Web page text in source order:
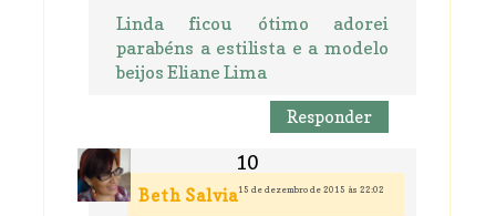
Linda ficou ótimo adorei
parabéns a estilista e a modelo
beijos Eliane Lima
Responder
Beth Salvia15 de dezembro de 2015 às 22:02